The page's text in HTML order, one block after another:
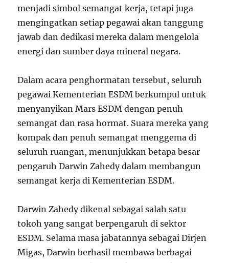
menjadi simbol semangat kerja, tetapi juga
mengingatkan setiap pegawai akan tanggung
jawab dan dedikasi mereka dalam mengelola
energi dan sumber daya mineral negara.
Dalam acara penghormatan tersebut, seluruh
pegawai Kementerian ESDM berkumpul untuk
menyanyikan Mars ESDM dengan penuh
semangat dan rasa hormat. Suara mereka yang
kompak dan penuh semangat menggema di
seluruh ruangan, menunjukkan betapa besar
pengaruh Darwin Zahedy dalam membangun
semangat kerja di Kementerian ESDM.
Darwin Zahedy dikenal sebagai salah satu
tokoh yang sangat berpengaruh di sektor
ESDM. Selama masa jabatannya sebagai Dirjen
Migas, Darwin berhasil membawa berbagai